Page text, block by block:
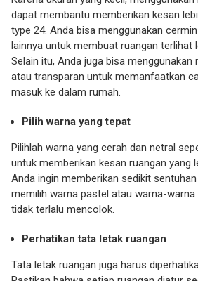
dapat membantu memberikan kesan
type 24. Anda bisa menggunakan
lainnya untuk membuat ruangan terlihat
Selain itu, Anda juga bisa
atau transparan untuk memanfaatkan
masuk ke dalam rumah.
Pilih warna yang tepat
Pilihlah warna yang cerah dan netral
untuk memberikan kesan ruangan yang
Anda ingin memberikan sedikit
memilih warna pastel atau warna-warna
tidak terlalu mencolok.
Perhatikan tata letak ruangan
Tata letak ruangan juga harus